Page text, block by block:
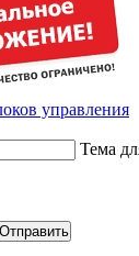
управления
Тема
Отправить